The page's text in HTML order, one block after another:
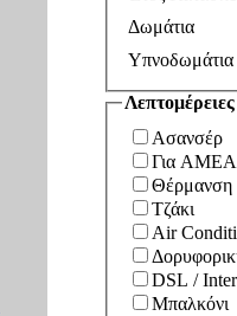
Δωμάτια
Υπνοδωμάτια
Ασανσέρ
Για ΑΜΕΑ
Θέρμανση
Τζάκι
Air
DSL /
Μπαλκόνι